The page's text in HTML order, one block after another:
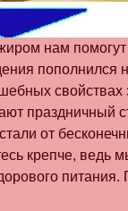
нам
пополнился
свойствах
праздничный
от
крепче, ведь
питания.